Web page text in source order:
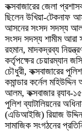
কক্সবাজারের জেলা
ছিলেন উখিয়া-টেকনাফ
আসনের সংসদ সদস্য
সংসদ সদস্য শামীম আরা
রহমান, মাদকদ্রব্য
কর্তৃপক্ষের চেয়ারম্যান
চৌধুরী, কক্সবাজারের
কমান্ডার কর্নেল
আলম, কক্সবাজার র‌্যাব-
পুলিশ ব্যাটালিয়নের
(এডিআইজি) রিয়াজ
সামাজিক সংগঠনের